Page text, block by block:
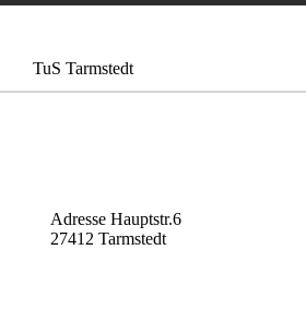
TuS Tarmstedt
Adresse Hauptstr.6
27412 Tarmstedt